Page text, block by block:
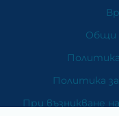
Общи
Политика
При възникване